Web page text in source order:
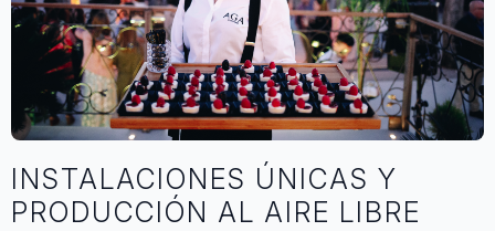
INSTALACIONES ÚNICAS Y
PRODUCCIÓN AL AIRE LIBRE